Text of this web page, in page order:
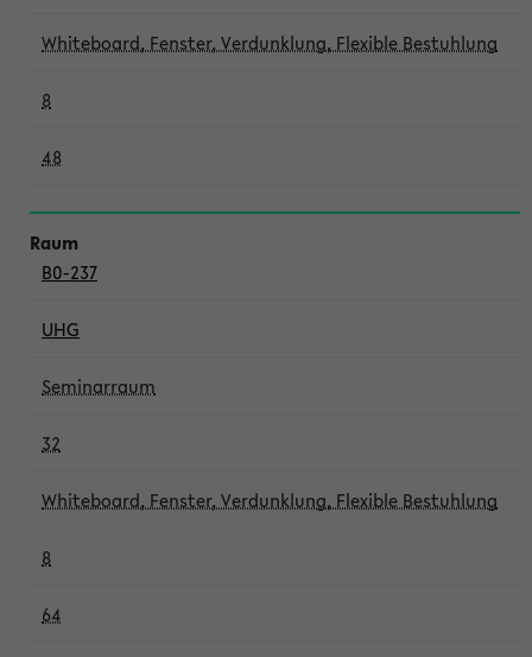
Whiteboard, Fenster, Verdunklung, Flexible Bestuhlung
8
48
B0-237
UHG
Seminarraum
32
Whiteboard, Fenster, Verdunklung, Flexible Bestuhlung
8
64